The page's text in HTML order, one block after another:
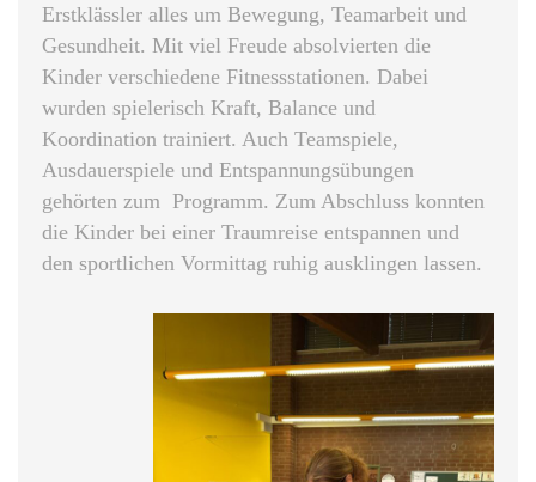
Erstklässler alles um Bewegung, Teamarbeit und
Gesundheit. Mit viel Freude absolvierten die
Kinder verschiedene Fitnessstationen. Dabei
wurden spielerisch Kraft, Balance und
Koordination trainiert. Auch Teamspiele,
Ausdauerspiele und Entspannungsübungen
gehörten zum Programm. Zum Abschluss konnten
die Kinder bei einer Traumreise entspannen und
den sportlichen Vormittag ruhig ausklingen lassen.